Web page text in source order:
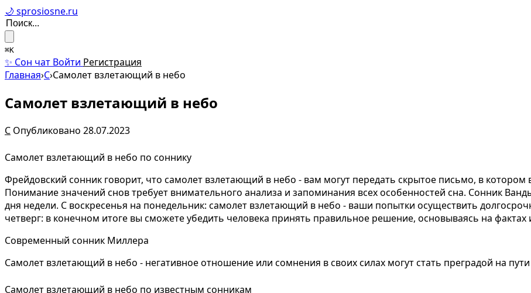
🌙 sprosiosne.ru
⌘K
✨ Сон чат Войти Регистрация
Главная›С›Самолет взлетающий в небо
Самолет взлетающий в небо
С Опубликовано 28.07.2023
Самолет взлетающий в небо по соннику
Фрейдовский сонник говорит, что самолет взлетающий в небо - вам могут передать скрытое письмо, в
Понимание значений снов требует внимательного анализа и запоминания всех особенностей сна. Сонник
дня недели. С воскресенья на понедельник: самолет взлетающий в небо - ваши попытки осуществить
четверг: в конечном итоге вы сможете убедить человека принять правильное решение, основываясь на фактах
Современный сонник Миллера
Самолет взлетающий в небо - негативное отношение или сомнения в своих силах могут стать преградой на
Самолет взлетающий в небо по известным сонникам